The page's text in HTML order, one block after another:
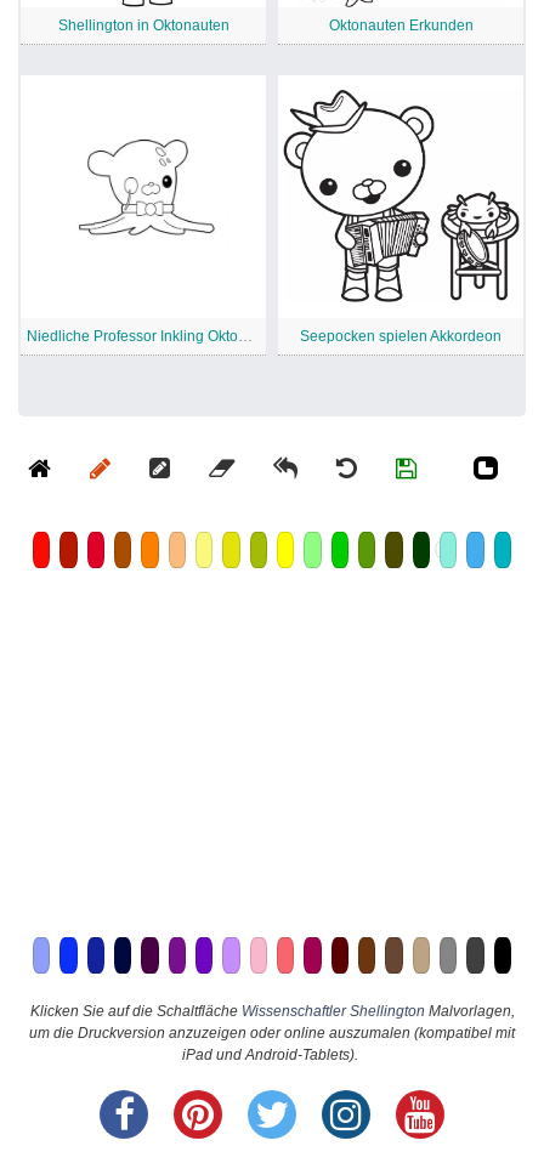
Shellington in Oktonauten Oktonauten Erkunden
Seepocken spielen Akkordeon
Klicken Sie auf die Schaltfläche Wissenschaftler Shellington Malvorlagen,
um die Druckversion anzuzeigen oder online auszumalen (kompatibel mit
iPad und Android-Tablets).